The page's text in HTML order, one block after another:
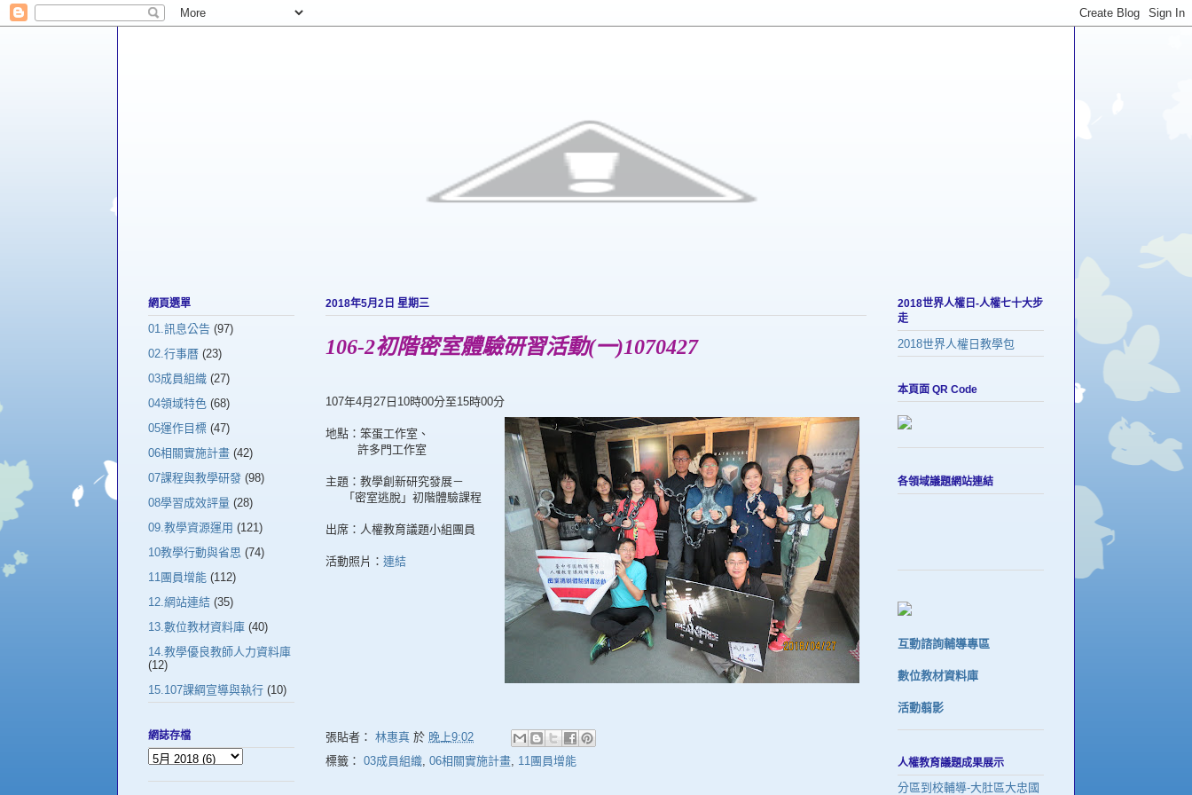
2018年5月2日 星期三
106-2初階密室體驗研習活動(一)1070427
107年4月27日10時00分至15時00分
地點：笨蛋工作室、
許多門工作室
主題：教學創新研究發展－
「密室逃脫」初階體驗課程
出席：人權教育議題小組團員
活動照片： 連結
張貼者： 林惠真 於 晚上9:02
標籤： 03成員組織 06相關實施計畫 11團員增能
網頁選單
01.訊息公告 (97)
02.行事曆 (23)
03成員組織 (27)
04領域特色 (68)
05運作目標 (47)
06相關實施計畫 (42)
07課程與教學研發 (98)
08學習成效評量 (28)
09.教學資源運用 (121)
10教學行動與省思 (74)
11團員增能 (112)
12.網站連結 (35)
13.數位教材資料庫 (40)
14.教學優良教師人力資料庫
(12)
15.107課綱宣導與執行 (10)
網誌存檔
2018世界人權日-人權七十大步
走
2018世界人權日教學包
本頁面 QR Code
各領域議題網站連結
互動諮詢輔導專區
數位教材資料庫
活動翦影
人權教育議題成果展示
分區到校輔導-大肚區大忠國